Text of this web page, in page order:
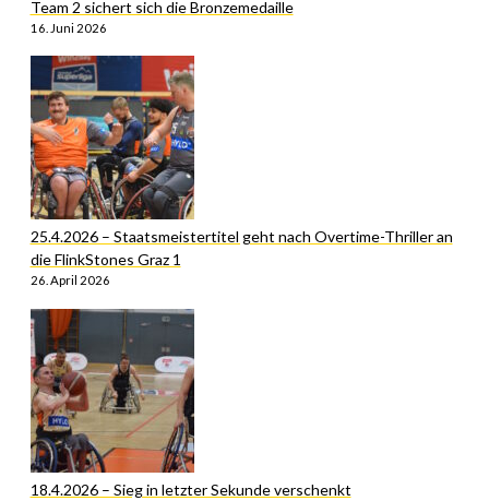
Team 2 sichert sich die Bronzemedaille
16. Juni 2026
25.4.2026 – Staatsmeistertitel geht nach Overtime-Thriller an
die FlinkStones Graz 1
26. April 2026
18.4.2026 – Sieg in letzter Sekunde verschenkt